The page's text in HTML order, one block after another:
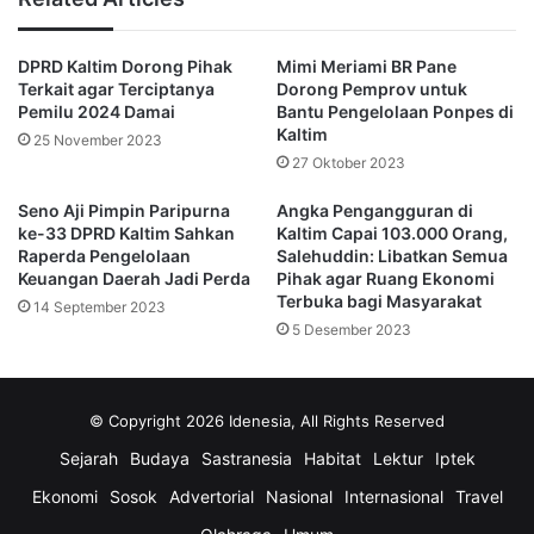
Kaltim.
Sementara hal prinsip di Raperda Retribusi Daerah dan
Pajak Daerah, selain penyatuan dua perda, juga terkait
menggali potensi pajak dan retribusi baru untuk daerah.
dalam raperda itu,” jelasnya.
Samsun memastikan pihaknya akan mepelajari dulu dua
raperda itu, terutama Raperda Pengelola Keuangan
Daerah, apakah raperda itu turut berimbas pada dana
(advertorial)
Diddy Rusdiansyah DPRD Kaltim
DPRD Kaltim Dorong Pihak
Terkait agar Terciptanya
Pemilu 2024 Damai
25 November 2023
Mimi Meriami BR Pane
Dorong Pemprov untuk
Bantu Pengelolaan Ponpes di
Kaltim
27 Oktober 2023
Seno Aji Pimpin Paripurna
ke-33 DPRD Kaltim Sahkan
Raperda Pengelolaan
Keuangan Daerah Jadi Perda
14 September 2023
Angka Pengangguran di
Kaltim Capai 103.000 Orang,
Salehuddin: Libatkan Semua
Pihak agar Ruang Ekonomi
Terbuka bagi Masyarakat
5 Desember 2023
© Copyright 2026 Idenesia, All Rights Reserved
Sejarah Budaya Sastranesia Habitat Lektur
Iptek
Ekonomi
Sosok Advertorial Nasional Internasional
Travel